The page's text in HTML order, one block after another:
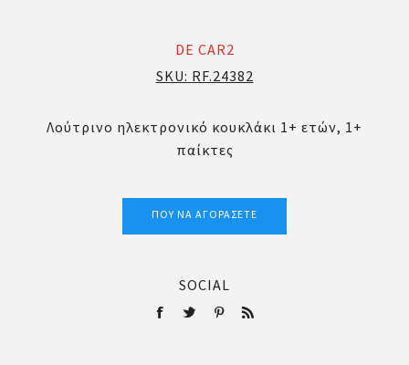
DE CAR2
SKU: RF.24382
Λούτρινο ηλεκτρονικό κουκλάκι 1+ ετών, 1+
παίκτες
ΠΟΎ ΝΑ ΑΓΟΡΆΣΕΤΕ
SOCIAL